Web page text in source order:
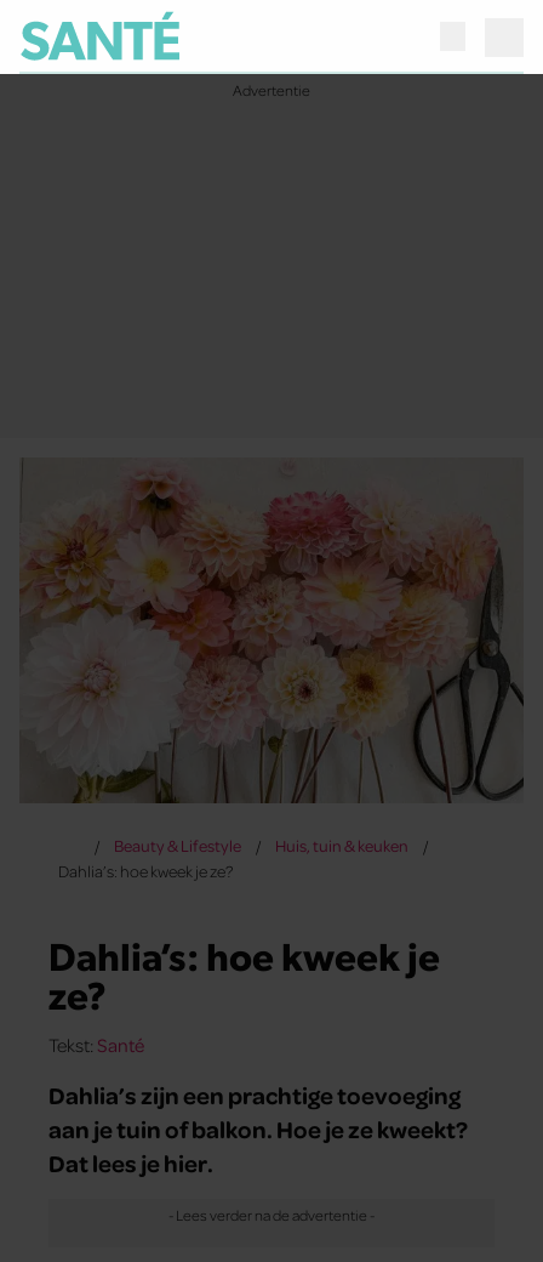
Beauty & Lifestyle
Huis, tuin & keuken
Dahlia’s: hoe kweek je ze?
Dahlia’s: hoe kweek je
ze?
Tekst: Santé
Dahlia’s zijn een prachtige toevoeging
aan je tuin of balkon. Hoe je ze kweekt?
Dat lees je hier.